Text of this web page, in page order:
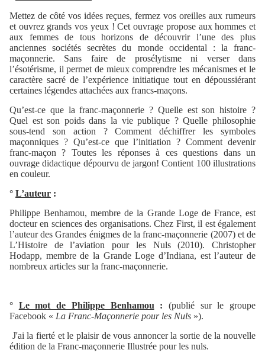
Mettez de côté vos idées reçues, fermez vos oreilles aux rumeurs
et ouvrez grands vos yeux ! Cet ouvrage propose aux hommes et
aux femmes de tous horizons de découvrir l’une des plus
anciennes sociétés secrètes du monde occidental : la franc-
maçonnerie. Sans faire de prosélytisme ni verser dans
l’ésotérisme, il permet de mieux comprendre les mécanismes et le
caractère sacré de l’expérience initiatique tout en dépoussiérant
certaines légendes attachées aux francs-maçons.
Qu’est-ce que la franc-maçonnerie ? Quelle est son histoire ?
Quel est son poids dans la vie publique ? Quelle philosophie
sous-tend son action ? Comment déchiffrer les symboles
maçonniques ? Qu’est-ce que l’initiation ? Comment devenir
franc-maçon ? Toutes les réponses à ces questions dans un
ouvrage didactique dépourvu de jargon! Contient 100 illustrations
en couleur.
° L’auteur :
Philippe Benhamou, membre de la Grande Loge de France, est
docteur en sciences des organisations. Chez First, il est également
l’auteur des Grandes énigmes de la franc-maçonnerie (2007) et de
L’Histoire de l’aviation pour les Nuls (2010). Christopher
Hodapp, membre de la Grande Loge d’Indiana, est l’auteur de
nombreux articles sur la franc-maçonnerie.
° Le mot de Philippe Benhamou :
(publié sur le groupe
Facebook « La Franc-Maçonnerie pour les Nuls »).
J'ai la fierté et le plaisir de vous annoncer la sortie de la nouvelle
édition de la Franc-maçonnerie Illustrée pour les nuls.